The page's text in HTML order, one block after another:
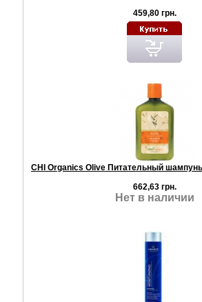
459,80 грн.
CHI Organics Olive Питательный
662,63 грн.
Нет в наличии